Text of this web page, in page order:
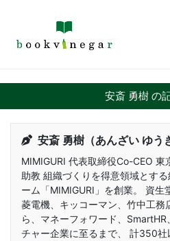
安斎 勇樹 の
安斎 勇樹（あんざい ゆう
MIMIGURI 代表取締役Co-CEO
助教 組織づくりを得意領域とす
ーム「MIMIGURI」を創業。 資生
菱電機、キッコーマン、竹中工務
ら、マネーフォワード、
チャー企業に至るまで、 計350社